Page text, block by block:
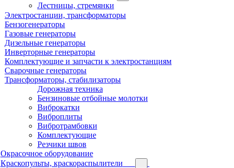
Лестницы, стремянки
Электростанции, трансформаторы
Бензогенераторы
Газовые генераторы
Дизельные генераторы
Инверторные генераторы
Комплектующие и запчасти к электростанциям
Сварочные генераторы
Трансформаторы, стабилизаторы
Дорожная техника
Бензиновые отбойные молотки
Виброкатки
Виброплиты
Вибротрамбовки
Комплектующие
Резчики швов
Окрасочное оборудование
Краскопульты, краскораспылители